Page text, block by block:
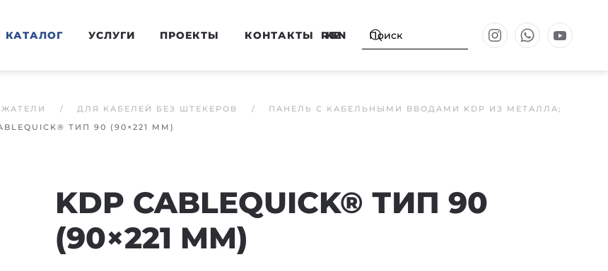
КАТАЛОГ УСЛУГИ ПРОЕКТЫ КОНТАКТЫ RU
KZ
EN
ДЛЯ КАБЕЛЕЙ БЕЗ ШТЕКЕРОВ
ПАНЕЛЬ С КАБЕЛЬНЫМИ ВВОДАМИ KDP ИЗ МЕТАЛЛА;
ТИП 90 (90×221 MM)
KDP CABLEQUICK® ТИП 90
(90×221 MM)